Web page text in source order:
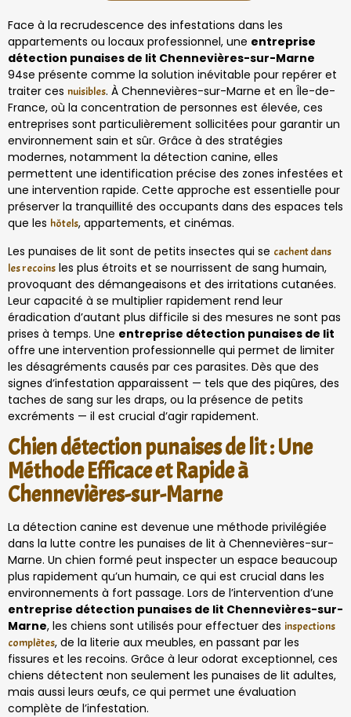
Face à la recrudescence des infestations dans les
appartements ou locaux professionnel, une entreprise
détection punaises de lit Chennevières-sur-Marne
94se présente comme la solution inévitable pour repérer et
traiter ces nuisibles. À Chennevières-sur-Marne et en Île-de-
France, où la concentration de personnes est élevée, ces
entreprises sont particulièrement sollicitées pour garantir un
environnement sain et sûr. Grâce à des stratégies
modernes, notamment la détection canine, elles
permettent une identification précise des zones infestées et
une intervention rapide. Cette approche est essentielle pour
préserver la tranquillité des occupants dans des espaces tels
que les hôtels, appartements, et cinémas.
Les punaises de lit sont de petits insectes qui se cachent dans
les recoins les plus étroits et se nourrissent de sang humain,
provoquant des démangeaisons et des irritations cutanées.
Leur capacité à se multiplier rapidement rend leur
éradication d’autant plus difficile si des mesures ne sont pas
prises à temps. Une entreprise détection punaises de lit
offre une intervention professionnelle qui permet de limiter
les désagréments causés par ces parasites. Dès que des
signes d’infestation apparaissent — tels que des piqûres, des
taches de sang sur les draps, ou la présence de petits
excréments — il est crucial d’agir rapidement.
Chien détection punaises de lit : Une
Méthode Efficace et Rapide à
Chennevières-sur-Marne
La détection canine est devenue une méthode privilégiée
dans la lutte contre les punaises de lit à Chennevières-sur-
Marne. Un chien formé peut inspecter un espace beaucoup
plus rapidement qu’un humain, ce qui est crucial dans les
environnements à fort passage. Lors de l’intervention d’une
entreprise détection punaises de lit Chennevières-sur-
Marne, les chiens sont utilisés pour effectuer des inspections
complètes, de la literie aux meubles, en passant par les
fissures et les recoins. Grâce à leur odorat exceptionnel, ces
chiens détectent non seulement les punaises de lit adultes,
mais aussi leurs œufs, ce qui permet une évaluation
complète de l’infestation.